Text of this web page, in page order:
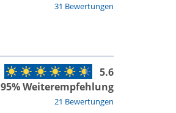
31 Bewertungen
21 Bewertungen
5.6
95% Weiterempfehlung